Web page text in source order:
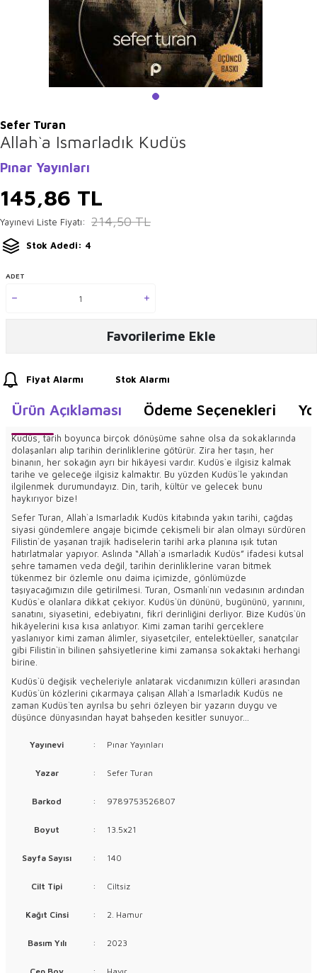
Sefer Turan
Allah`a Ismarladık Kudüs
Pınar Yayınları
145,86 TL
Yayınevi Liste Fiyatı: 214,50TL
Stok Adedi: 4
ADET
Favorilerime Ekle
Fiyat Alarmı Stok Alarmı
Ürün Açıklaması Ödeme Seçenekleri
Kudüs, tarih boyunca birçok dönüşüme sahne olsa da sokaklarında
dolaşanları alıp tarihin derinliklerine götürür. Zira her taşın, her
binanın, her sokağın ayrı bir hikâyesi vardır. Kudüs`e ilgisiz kalmak
tarihe ve geleceğe ilgisiz kalmaktır. Bu yüzden Kudüs`le yakından
ilgilenmek durumundayız. Din, tarih, kültür ve gelecek bunu
haykırıyor bize!
Sefer Turan, Allah`a Ismarladık Kudüs kitabında yakın tarihi, çağdaş
siyasi gündemlere angaje biçimde çekişmeli bir alan olmayı sürdüren
Filistin`de yaşanan trajik hadiselerin tarihî arka planına ışık tutan
hatırlatmalar yapıyor. Aslında “Allah`a ısmarladık Kudüs” ifadesi kutsal
şehre tamamen veda değil, tarihin derinliklerine varan bitmek
tükenmez bir özlemle onu daima içimizde, gönlümüzde
taşıyacağımızın dile getirilmesi. Turan, Osmanlı`nın vedasının ardından
Kudüs`e olanlara dikkat çekiyor. Kudüs`ün dününü, bugününü, yarınını,
sanatını, siyasetini, edebiyatını, fikrî derinliğini derliyor. Bize Kudüs`ün
hikâyelerini kısa kısa anlatıyor. Kimi zaman tarihî gerçeklere
yaslanıyor kimi zaman âlimler, siyasetçiler, entelektüeller, sanatçılar
gibi Filistin`in bilinen şahsiyetlerine kimi zamansa sokaktaki herhangi
birine.
Kudüs`ü değişik veçheleriyle anlatarak vicdanımızın külleri arasından
Kudüs`ün közlerini çıkarmaya çalışan Allah`a Ismarladık Kudüs ne
zaman Kudüs`ten ayrılsa bu şehri özleyen bir yazarın duygu ve
düşünce dünyasından hayat bahşeden kesitler sunuyor...
Yayınevi : Pınar Yayınları
Yazar : Sefer Turan
Barkod : 9789753526807
Boyut : 13.5x21
Sayfa Sayısı : 140
Cilt Tipi : Ciltsiz
Kağıt Cinsi : 2. Hamur
Basım Yılı : 2023